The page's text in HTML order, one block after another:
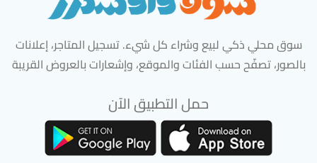
سوق محلي ذكي لبيع وشراء كل شيء. تسجيل المتاجر، إعلانات
بالصور، تصفّح حسب الفئات والموقع، وإشعارات بالعروض القريبة
حمل التطبيق الآن